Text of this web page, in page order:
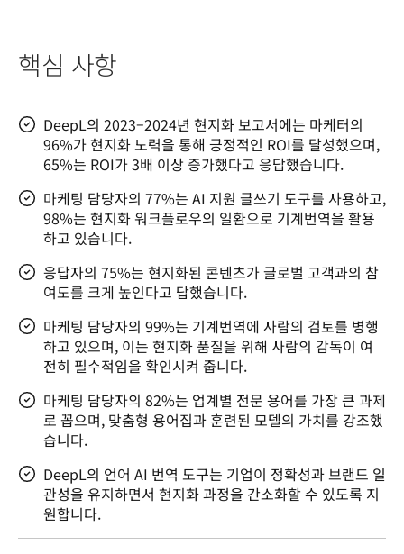
핵심 사항
DeepL의 2023–2024년 현지화 보고서에는 마케터의
96%가 현지화 노력을 통해 긍정적인 ROI를 달성했으며,
65%는 ROI가 3배 이상 증가했다고 응답했습니다.
마케팅 담당자의 77%는 AI 지원 글쓰기 도구를 사용하고,
98%는 현지화 워크플로우의 일환으로 기계번역을 활용
하고 있습니다.
응답자의 75%는 현지화된 콘텐츠가 글로벌 고객과의 참
여도를 크게 높인다고 답했습니다.
마케팅 담당자의 99%는 기계번역에 사람의 검토를 병행
하고 있으며, 이는 현지화 품질을 위해 사람의 감독이 여
전히 필수적임을 확인시켜 줍니다.
마케팅 담당자의 82%는 업계별 전문 용어를 가장 큰 과제
로 꼽으며, 맞춤형 용어집과 훈련된 모델의 가치를 강조했
습니다.
DeepL의 언어 AI 번역 도구는 기업이 정확성과 브랜드 일
관성을 유지하면서 현지화 과정을 간소화할 수 있도록 지
원합니다.